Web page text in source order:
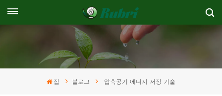
집 블로그 압축공기 에너지 저장 기술